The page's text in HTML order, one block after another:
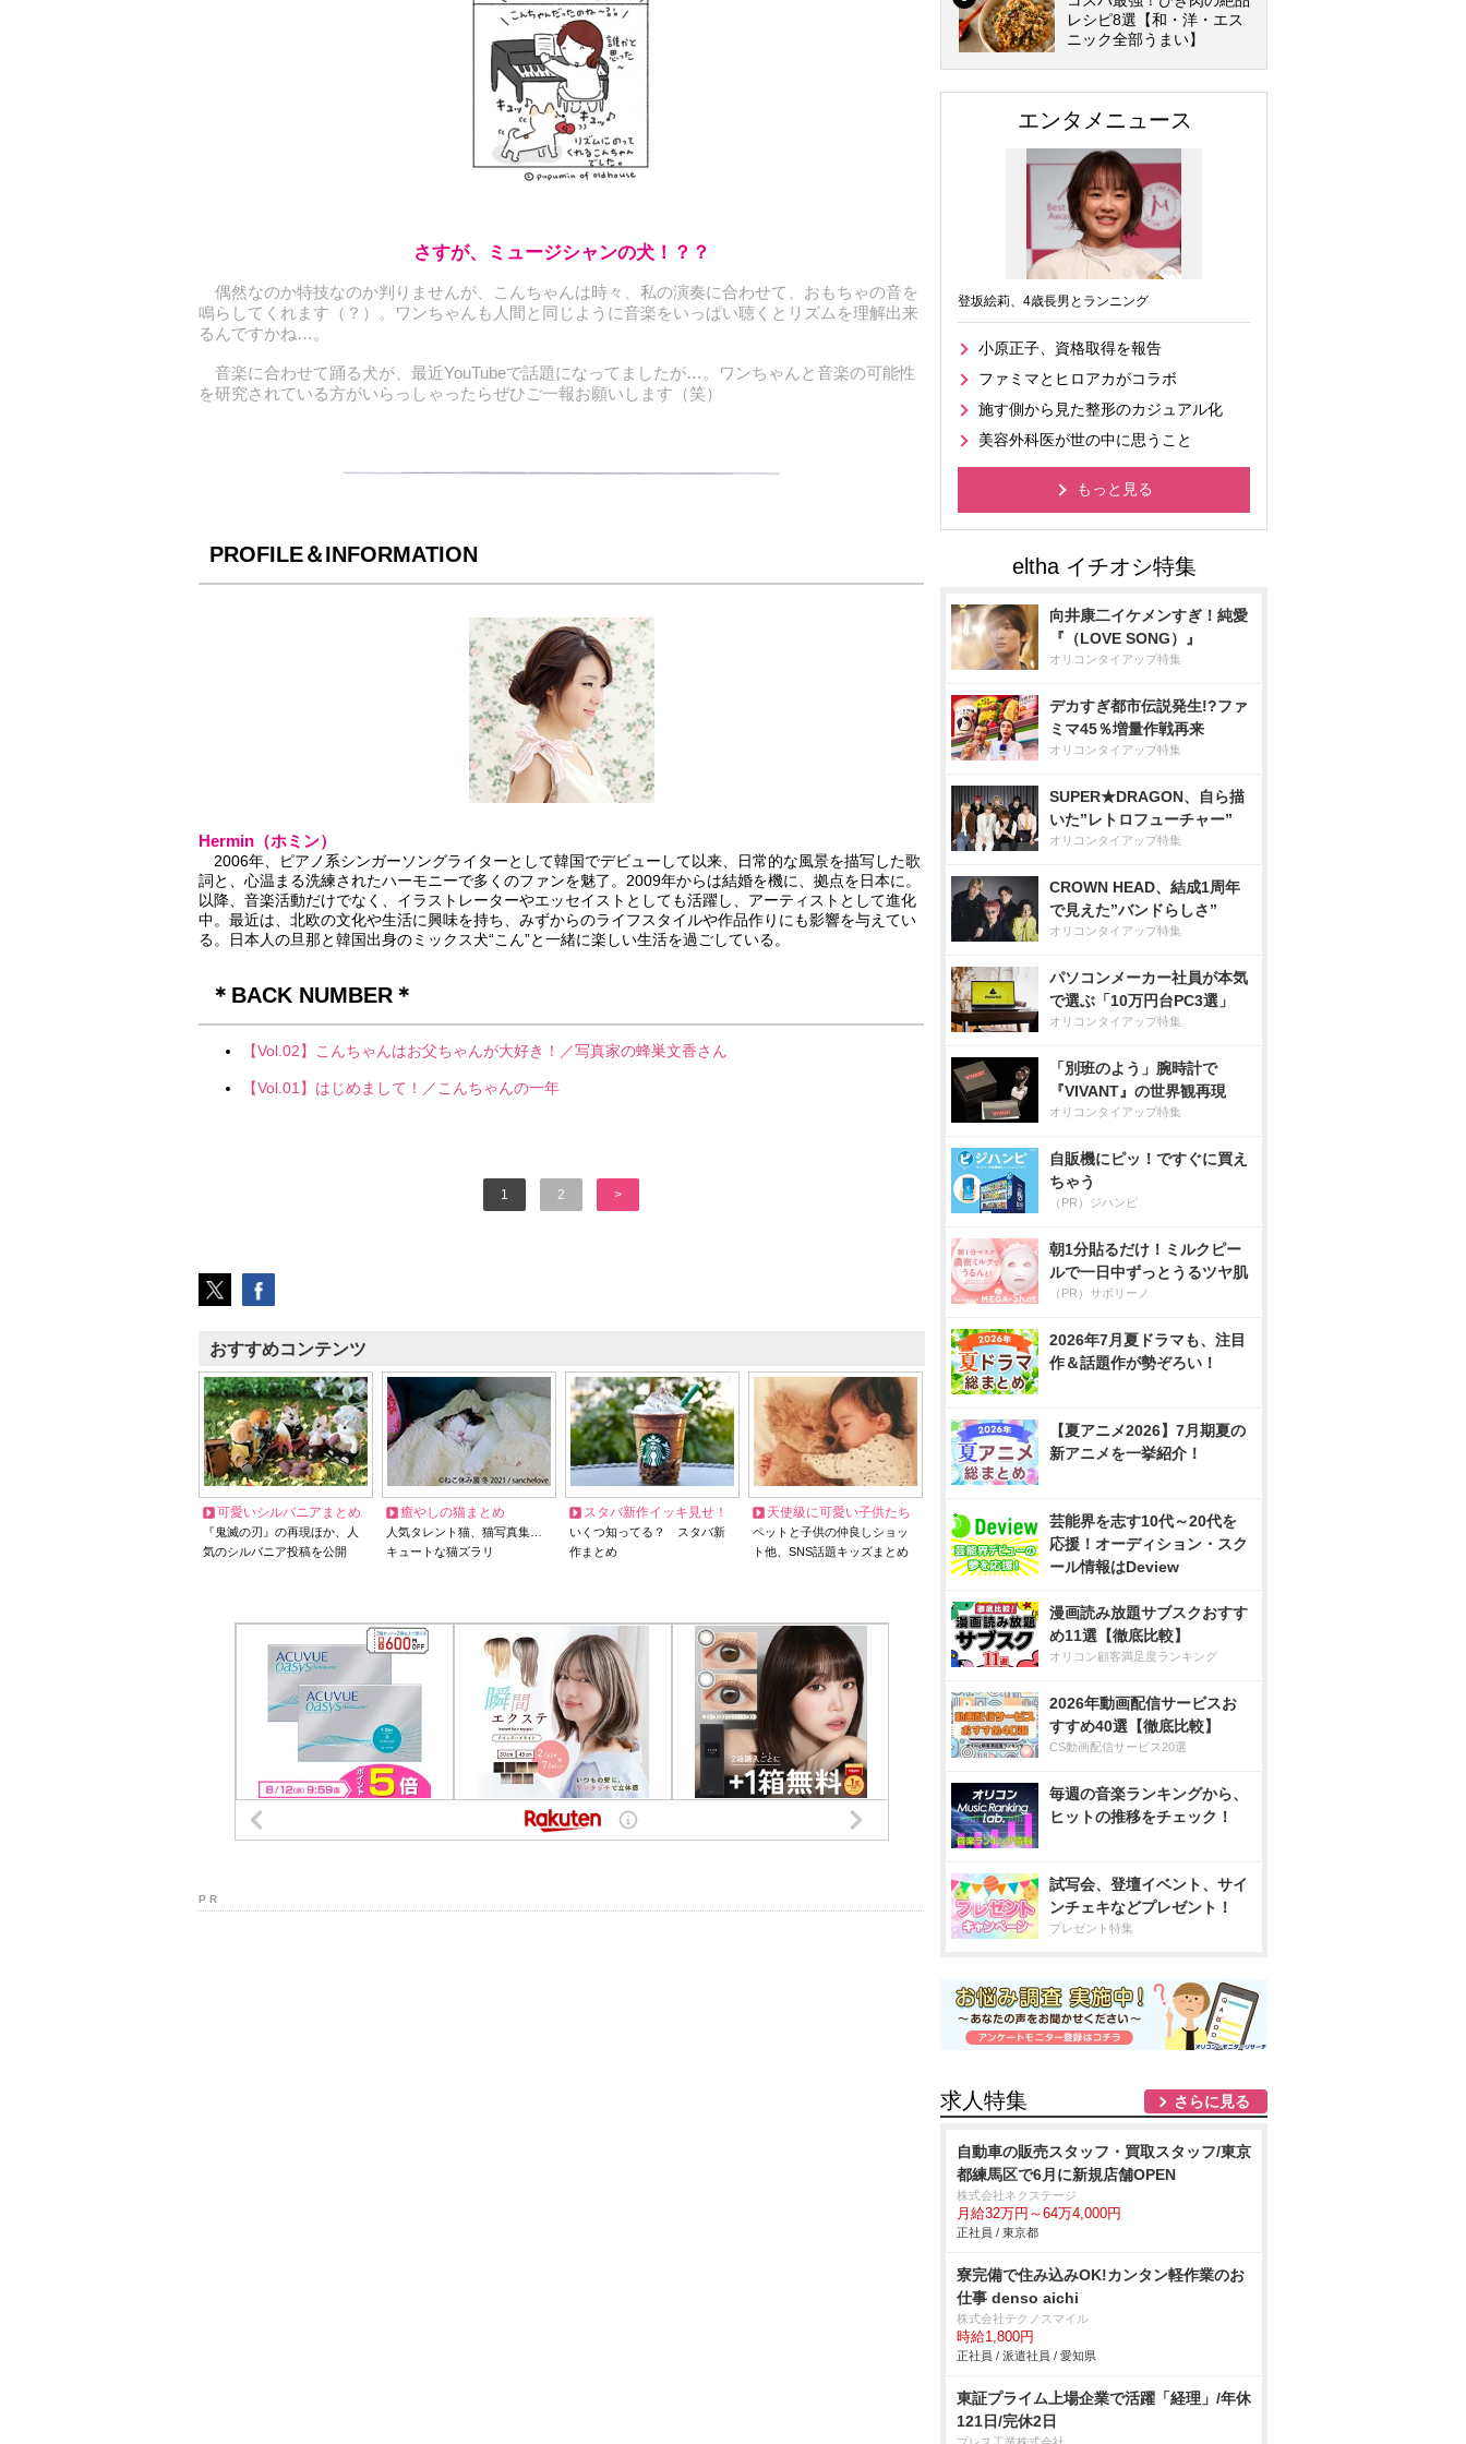
さすが、ミュージシャンの犬！？？
偶然なのか特技なのか判りませんが、こんちゃんは時々、私の演奏に合わせて、おもちゃの音を
鳴らしてくれます（？）。ワンちゃんも人間と同じように音楽をいっぱい聴くとリズムを理解出来
るんですかね…。
音楽に合わせて踊る犬が、最近YouTubeで話題になってましたが…。ワンちゃんと音楽の可能性
を研究されている方がいらっしゃったらぜひご一報お願いします（笑）
PROFILE＆INFORMATION
Hermin（ホミン）
2006年、ピアノ系シンガーソングライターとして韓国でデビューして以来、日常的な風景を描写した歌
詞と、心温まる洗練されたハーモニーで多くのファンを魅了。2009年からは結婚を機に、拠点を日本に。
以降、音楽活動だけでなく、イラストレーターやエッセイストとしても活躍し、アーティストとして進化
中。最近は、北欧の文化や生活に興味を持ち、みずからのライフスタイルや作品作りにも影響を与えてい
る。日本人の旦那と韓国出身のミックス犬“こん”と一緒に楽しい生活を過ごしている。
＊BACK NUMBER＊
【Vol.02】こんちゃんはお父ちゃんが大好き！／写真家の蜂巣文香さん
【Vol.01】はじめまして！／こんちゃんの一年
1 2 >
おすすめコンテンツ
可愛いシルバニアまとめ
『鬼滅の刃』の再現ほか、人
気のシルバニア投稿を公開
癒やしの猫まとめ
人気タレント猫、猫写真集…
キュートな猫ズラリ
スタバ新作イッキ見せ！
いくつ知ってる？ スタバ新
作まとめ
天使級に可愛い子供たち
ペットと子供の仲良しショッ
ト他、SNS話題キッズまとめ
P R
レシピ8選【和・洋・エス
ニック全部うまい】
エンタメニュース
登坂絵莉、4歳長男とランニング
小原正子、資格取得を報告
ファミマとヒロアカがコラボ
施す側から見た整形のカジュアル化
美容外科医が世の中に思うこと
もっと見る
向井康二イケメンすぎ！純愛
『（LOVE SONG）』
オリコンタイアップ特集
デカすぎ都市伝説発生!?ファ
ミマ45％増量作戦再来
オリコンタイアップ特集
SUPER★DRAGON、自ら描
いた”レトロフューチャー”
オリコンタイアップ特集
CROWN HEAD、結成1周年
で見えた”バンドらしさ”
オリコンタイアップ特集
パソコンメーカー社員が本気
で選ぶ「10万円台PC3選」
オリコンタイアップ特集
「別班のよう」腕時計で
『VIVANT』の世界観再現
オリコンタイアップ特集
自販機にピッ！ですぐに買え
ちゃう
（PR）ジハンピ
朝1分貼るだけ！ミルクピー
ルで一日中ずっとうるツヤ肌
（PR）サボリーノ
2026年7月夏ドラマも、注目
作＆話題作が勢ぞろい！
【夏アニメ2026】7月期夏の
新アニメを一挙紹介！
芸能界を志す10代～20代を
応援！オーディション・スク
ール情報はDeview
漫画読み放題サブスクおすす
め11選【徹底比較】
オリコン顧客満足度ランキング
2026年動画配信サービスお
すすめ40選【徹底比較】
CS動画配信サービス20選
毎週の音楽ランキングから、
ヒットの推移をチェック！
試写会、登壇イベント、サイ
ンチェキなどプレゼント！
プレゼント特集
求人特集 さらに見る
自動車の販売スタッフ・買取スタッフ/東京
都練馬区で6月に新規店舗OPEN
株式会社ネクステージ
月給32万円～64万4,000円
正社員 / 東京都
寮完備で住み込みOK!カンタン軽作業のお
仕事 denso aichi
株式会社テクノスマイル
時給1,800円
正社員 / 派遣社員 / 愛知県
東証プライム上場企業で活躍「経理」/年休
121日/完休2日